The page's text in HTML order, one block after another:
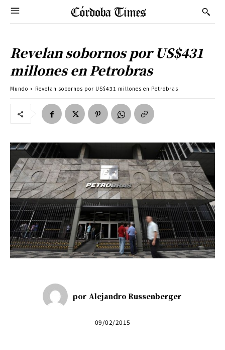
Revelan sobornos por US$431
millones en Petrobras
Mundo Revelan sobornos por US$431 millones en Petrobras
por Alejandro Russenberger
09/02/2015